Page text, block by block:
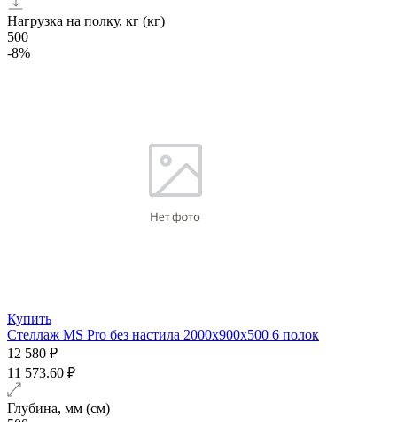
Нагрузка на полку, кг (кг)
500
-8%
Купить
Стеллаж MS Pro без настила 2000х900x500 6 полок
12 580 ₽
11 573.60 ₽
Глубина, мм (см)